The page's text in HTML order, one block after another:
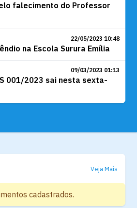
falecimento do Professor
22/05/2023 10:48
na Escola Surura Emília
09/03/2023 01:13
001/2023 sai nesta sexta-
Veja Mais
cadastrados.